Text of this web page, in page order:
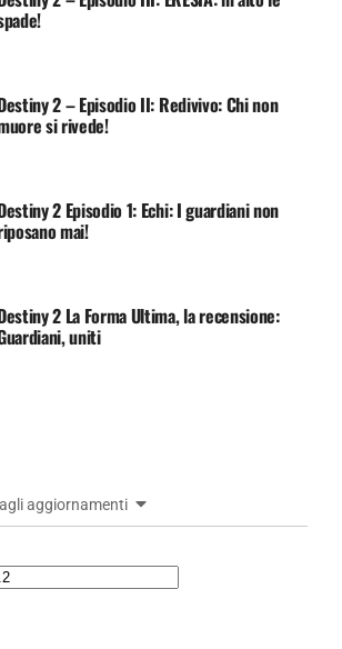
2 – Episodio II: Redivivo: Chi non
si rivede!
2 Episodio 1: Echi: I guardiani non
mai!
2 La Forma Ultima, la recensione:
uniti
aggiornamenti